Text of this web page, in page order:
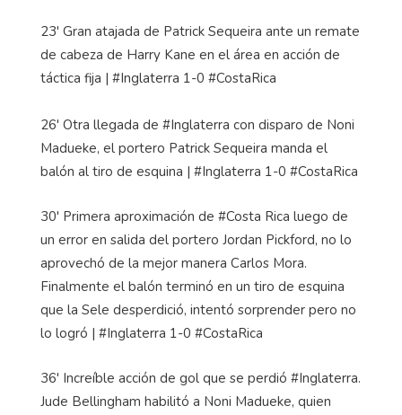
23' Gran atajada de Patrick Sequeira ante un remate
de cabeza de Harry Kane en el área en acción de
táctica fija | #Inglaterra 1-0 #CostaRica
26' Otra llegada de #Inglaterra con disparo de Noni
Madueke, el portero Patrick Sequeira manda el
balón al tiro de esquina | #Inglaterra 1-0 #CostaRica
30' Primera aproximación de #Costa Rica luego de
un error en salida del portero Jordan Pickford, no lo
aprovechó de la mejor manera Carlos Mora.
Finalmente el balón terminó en un tiro de esquina
que la Sele desperdició, intentó sorprender pero no
lo logró | #Inglaterra 1-0 #CostaRica
36' Increíble acción de gol que se perdió #Inglaterra.
Jude Bellingham habilitó a Noni Madueke, quien